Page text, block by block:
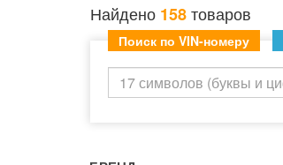
Найдено 158товаров
Поиск по VIN-номеру